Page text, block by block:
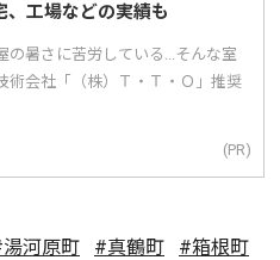
工場などの実績も
の暑さに苦労している...そんな室
術会社「（株）Ｔ・Ｔ・Ｏ」推奨
(PR)
河原町 #真鶴町 #箱根町